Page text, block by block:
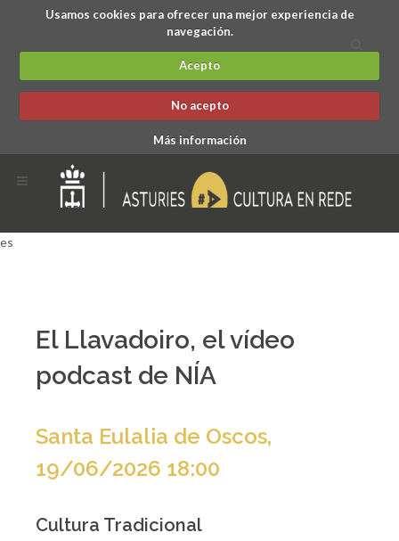
Usamos cookies para ofrecer una mejor experiencia de
navegación.
Acepto
No acepto
Más información
es
El Llavadoiro, el vídeo
podcast de NÍA
Santa Eulalia de Oscos,
19/06/2026 18:00
Cultura Tradicional